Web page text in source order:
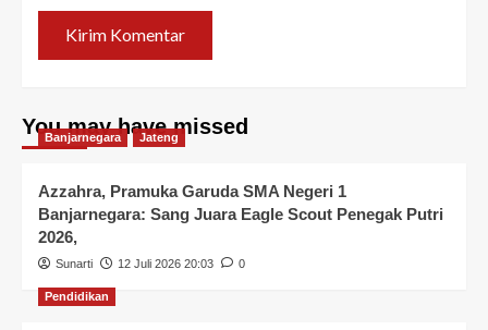
You may have missed
Banjarnegara Jateng
Azzahra, Pramuka Garuda SMA Negeri 1
Banjarnegara: Sang Juara Eagle Scout Penegak Putri
2026,
Sunarti 12 Juli 2026 20:03 0
Pendidikan